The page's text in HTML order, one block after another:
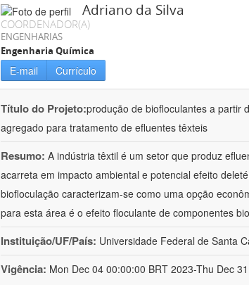
Adriano da Silva
COORDENADOR(A)
ENGENHARIAS
Engenharia Química
E-mail Currículo
Título do Projeto:produção de biofloculantes a partir
agregado para tratamento de efluentes têxteis
Resumo: A indústria têxtil é um setor que produz
acarreta em impacto ambiental e potencial efeito
biofloculação caracterizam-se como uma opção
para esta área é o efeito floculante de componentes
Instituição/UF/País: Universidade Federal de Santa
Vigência: Mon Dec 04 00:00:00 BRT 2023-Thu Dec